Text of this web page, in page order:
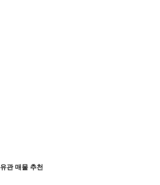
유관 매물 추천